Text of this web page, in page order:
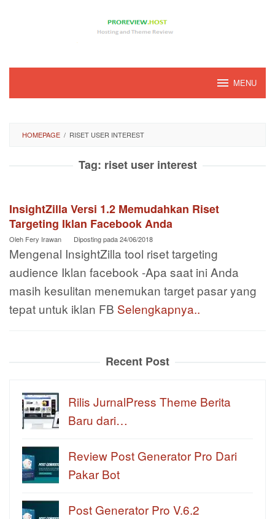
MENU
HOMEPAGE / RISET USER INTEREST
Tag: riset user interest
InsightZilla Versi 1.2 Memudahkan Riset
Targeting Iklan Facebook Anda
Oleh Fery Irawan Diposting pada24/06/2018
Mengenal InsightZilla tool riset targeting
audience Iklan facebook -Apa saat ini Anda
masih kesulitan menemukan target pasar yang
tepat untuk iklan FB Selengkapnya..
Recent Post
Rilis JurnalPress Theme Berita
Baru dari…
Review Post Generator Pro Dari
Pakar Bot
Post Generator Pro V.6.2